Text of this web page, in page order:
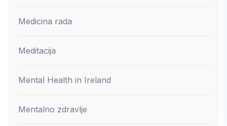
Medicina rada
Meditacija
Mental Health in Ireland
Mentalno zdravlje